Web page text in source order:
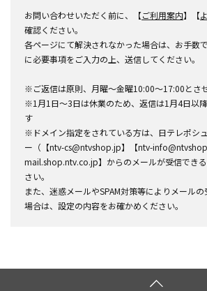
お問い合わせいただく前に、【ご利用案内】【
確認ください。
各ページにて解決されなかった場合は、お手数
に必要事項をご入力の上、送信してください。
※ご返信は原則、月曜～金曜10:00～17:00とさ
※1月1日～3日は休業のため、返信は1月4日以
す
※ドメイン指定をされている方は、日テレポシ
ー（【ntv-cs@ntvshop.jp】【ntv-
mail.shop.ntv.co.jp】からのメールが受信でき
さい。
また、迷惑メールやSPAM対策等によりメール
場合は、設定の内容をお確かめください。